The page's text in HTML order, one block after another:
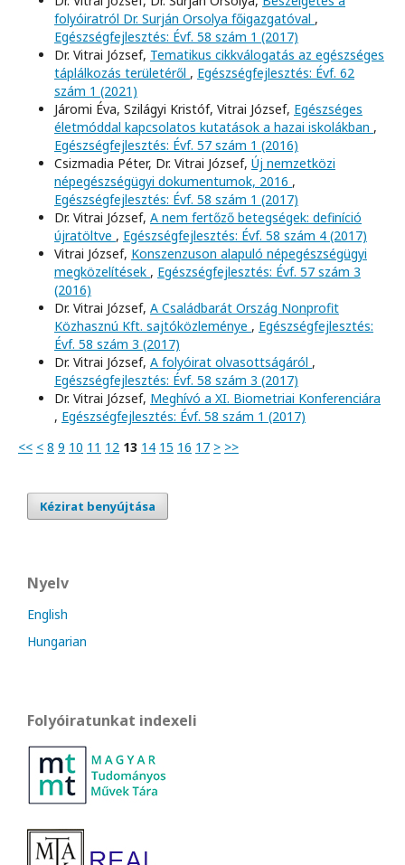
folyóiratról Dr. Surján Orsolya főigazgatóval ,
Egészségfejlesztés: Évf. 58 szám 1 (2017)
Dr. Vitrai József, Tematikus cikkválogatás az egészséges
táplálkozás területéről , Egészségfejlesztés: Évf. 62
szám 1 (2021)
Járomi Éva, Szilágyi Kristóf, Vitrai József, Egészséges
életmóddal kapcsolatos kutatások a hazai iskolákban ,
Egészségfejlesztés: Évf. 57 szám 1 (2016)
Csizmadia Péter, Dr. Vitrai József, Új nemzetközi
népegészségügyi dokumentumok, 2016 ,
Egészségfejlesztés: Évf. 58 szám 1 (2017)
Dr. Vitrai József, A nem fertőző betegségek: definíció
újratöltve , Egészségfejlesztés: Évf. 58 szám 4 (2017)
Vitrai József, Konszenzuson alapuló népegészségügyi
megközelítések , Egészségfejlesztés: Évf. 57 szám 3
(2016)
Dr. Vitrai József, A Családbarát Ország Nonprofit
Közhasznú Kft. sajtóközleménye , Egészségfejlesztés:
Évf. 58 szám 3 (2017)
Dr. Vitrai József, A folyóirat olvasottságáról ,
Egészségfejlesztés: Évf. 58 szám 3 (2017)
Dr. Vitrai József, Meghívó a XI. Biometriai Konferenciára
, Egészségfejlesztés: Évf. 58 szám 1 (2017)
<< < 8 9 10 11 12 13 14 15 16 17 > >>
Kézirat benyújtása
Nyelv
English
Hungarian
Folyóiratunkat indexeli